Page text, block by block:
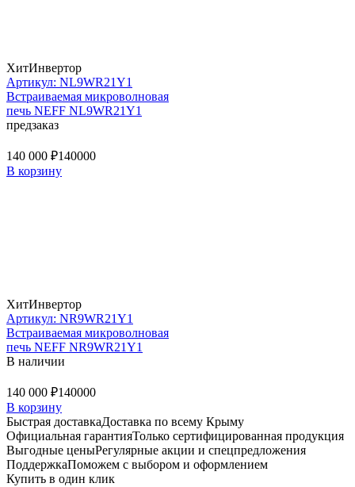
ХитИнвертор
Артикул: NL9WR21Y1
Встраиваемая микроволновая
печь NEFF NL9WR21Y1
предзаказ
140 000 ₽140000
В корзину
ХитИнвертор
Артикул: NR9WR21Y1
Встраиваемая микроволновая
печь NEFF NR9WR21Y1
В наличии
140 000 ₽140000
В корзину
Быстрая доставкаДоставка по всему Крыму
Официальная гарантияТолько сертифицированная продукция
Выгодные ценыРегулярные акции и спецпредложения
ПоддержкаПоможем с выбором и оформлением
Купить в один клик